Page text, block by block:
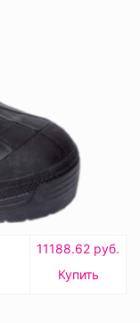
11188.62 руб.
Купить